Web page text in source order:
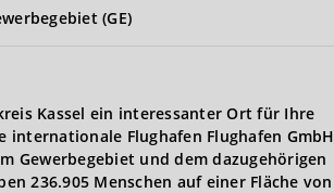
(GE)
Kassel ein interessanter Ort für Ihre
Flughafen Flughafen GmbH
Gewerbegebiet und dem dazugehörigen
236.905 Menschen auf einer Fläche von